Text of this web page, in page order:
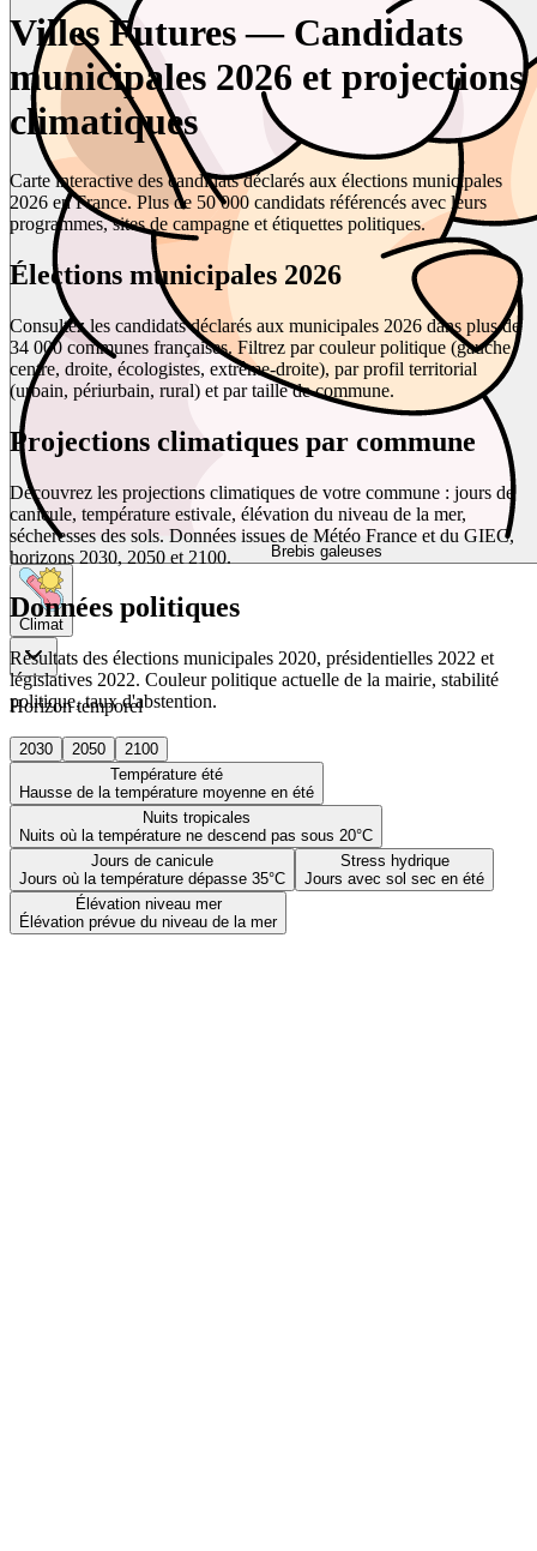
Brebis galeuses
Climat
Horizon temporel
2030 2050
2100
Température été
Hausse de la température moyenne en été
Nuits tropicales
Nuits où la température ne descend pas sous 20°C
Jours de canicule
Jours où la température dépasse 35°C
Stress hydrique
Jours avec sol sec en été
Élévation niveau mer
Élévation prévue du niveau de la mer
Villes Futures — Candidats
municipales 2026 et projections
climatiques
Carte interactive des candidats déclarés aux élections municipales
2026 en France. Plus de 50 000 candidats référencés avec leurs
programmes, sites de campagne et étiquettes politiques.
Élections municipales 2026
Consultez les candidats déclarés aux municipales 2026 dans plus de
34 000 communes françaises. Filtrez par couleur politique (gauche,
centre, droite, écologistes, extrême-droite), par profil territorial
(urbain, périurbain, rural) et par taille de commune.
Projections climatiques par commune
Découvrez les projections climatiques de votre commune : jours de
canicule, température estivale, élévation du niveau de la mer,
sécheresses des sols. Données issues de Météo France et du GIEC,
horizons 2030, 2050 et 2100.
Données politiques
Résultats des élections municipales 2020, présidentielles 2022 et
législatives 2022. Couleur politique actuelle de la mairie, stabilité
politique, taux d'abstention.